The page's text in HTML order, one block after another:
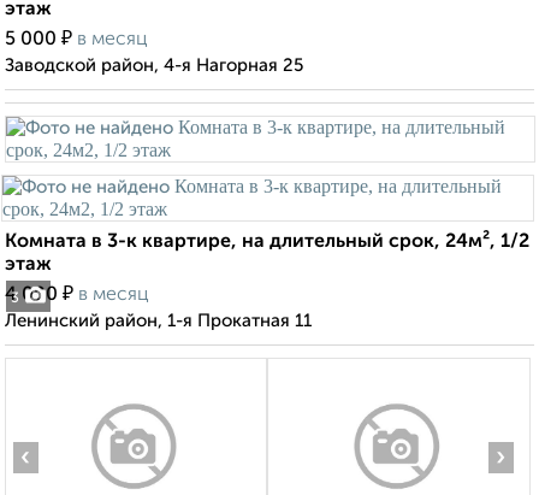
этаж
5 000 ₽ в месяц
Заводской район, 4-я Нагорная 25
3
Комната в 3-к квартире, на длительный срок, 24м², 1/2
этаж
4 000 ₽ в месяц
Ленинский район, 1-я Прокатная 11
‹ ›